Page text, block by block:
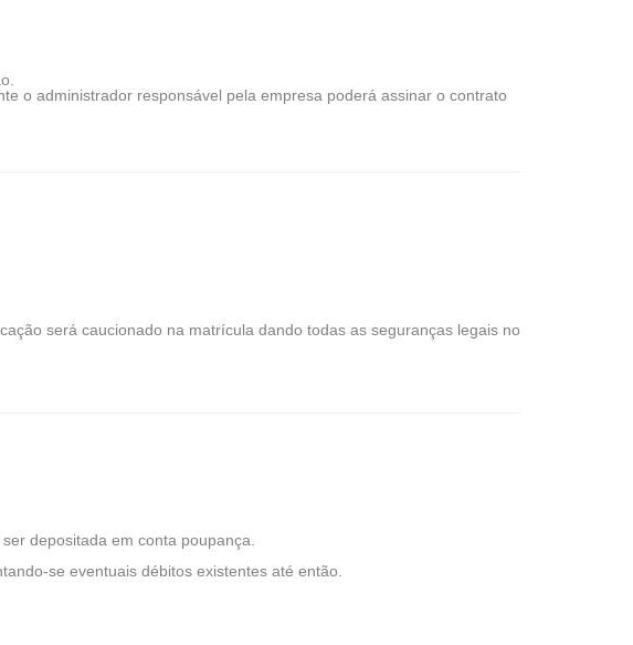
o administrador responsável pela empresa poderá assinar o contrato
será caucionado na matrícula dando todas as seguranças legais no
depositada em conta poupança.
se eventuais débitos existentes até então.